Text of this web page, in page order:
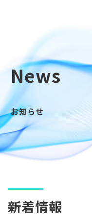
News
お知らせ
新着情報